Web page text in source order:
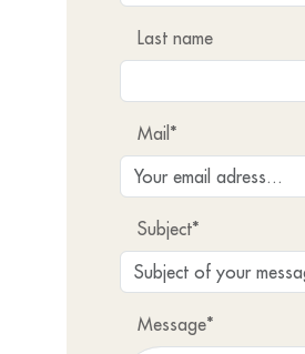
Last name
Mail*
Subject*
Message*